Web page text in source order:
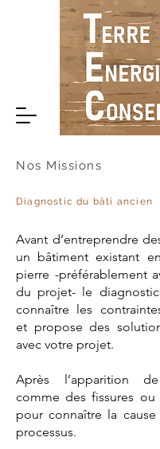
Nos Missions
Diagnostic du bâti ancien
Avant d’entreprendre
un bâtiment existant
pierre -préférablement
du projet- le
connaître les
et propose des
avec votre projet.
Après l’apparition
comme des fissures ou
pour connaître la
processus.